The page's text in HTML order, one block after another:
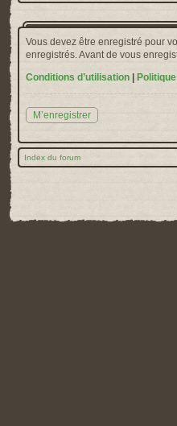
Vous devez être enregistré pour
enregistrés. Avant de vous
Conditions d’utilisation
M’enregistrer
Index du forum